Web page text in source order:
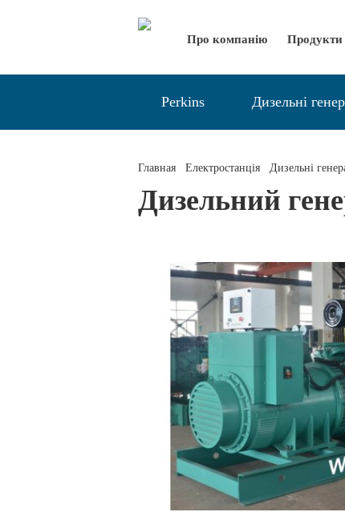
Про компанію Продукти
Perkins Дизельні
Главная Електростанція Дизельні
Дизельний